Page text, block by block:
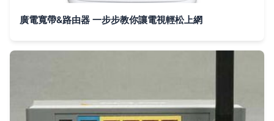
廣電寬帶&路由器 一步步教你讓電視輕松上網